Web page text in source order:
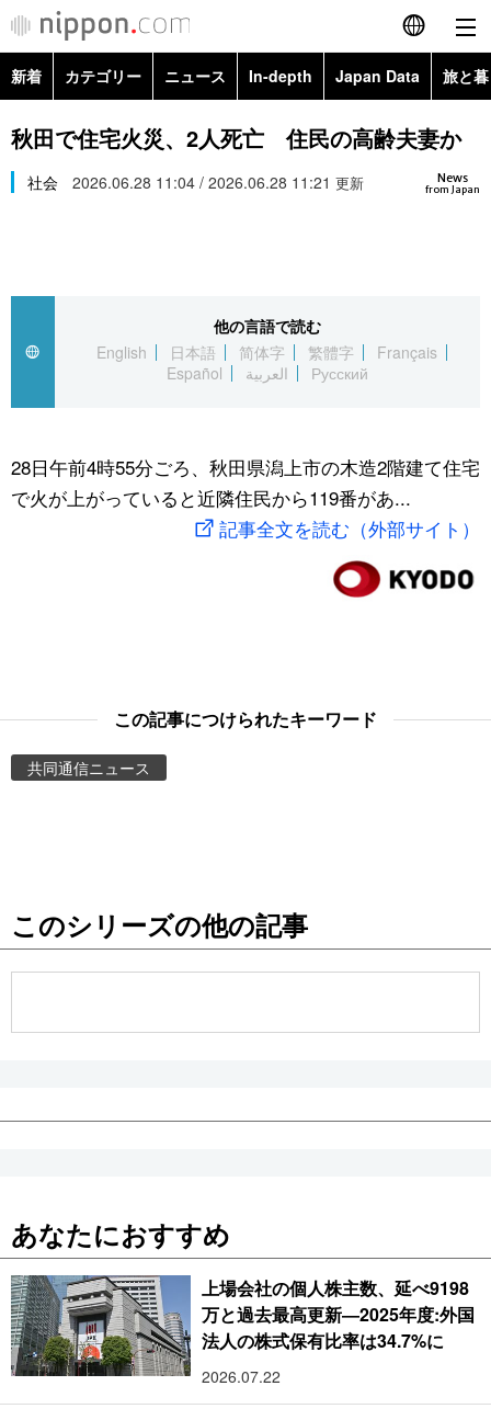
English
简体字
繁體字
العربية
社会
スポーツ・東京2020
旅と暮らし
Images
新着 カテゴリー ニュース In-depth Japan Data 旅と
政治・外交
経済・ビジネス
社会
文化
科学・技術
暮らし
Topics
Images
お知らせ
秋田で住宅火災、2人死亡 住民の高齢夫妻か
News
from Japan
社会 2026.06.28 11:04 / 2026.06.28 11:21 更新
他の言語で読む
English
日本語 简体字 繁體字
Français
Español
العربية Русский
28日午前4時55分ごろ、秋田県潟上市の木造2階建て住宅
で火が上がっていると近隣住民から119番があ...
記事全文を読む（外部サイト）
この記事につけられたキーワード
共同通信ニュース
このシリーズの他の記事
あなたにおすすめ
上場会社の個人株主数、延べ9198
万と過去最高更新―2025年度:外国
法人の株式保有比率は34.7%に
2026.07.22